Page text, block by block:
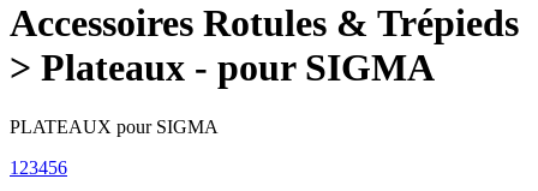
Accessoires Rotules & Trépieds
> Plateaux - pour SIGMA
PLATEAUX pour SIGMA
1 23456